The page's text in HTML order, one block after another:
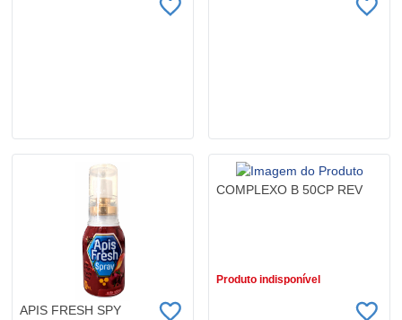
APIS FRESH SPY
COMPLEXO B 50CP REV
Produto indisponível